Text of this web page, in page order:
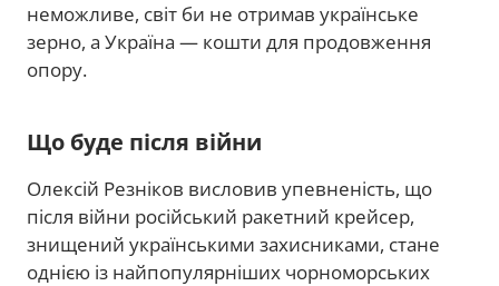
неможливе, світ би не отримав українське
зерно, а Україна — кошти для продовження
опору.
Що буде після війни
Олексій Резніков висловив упевненість, що
після війни російський ракетний крейсер,
знищений українськими захисниками, стане
однією із найпопулярніших чорноморських